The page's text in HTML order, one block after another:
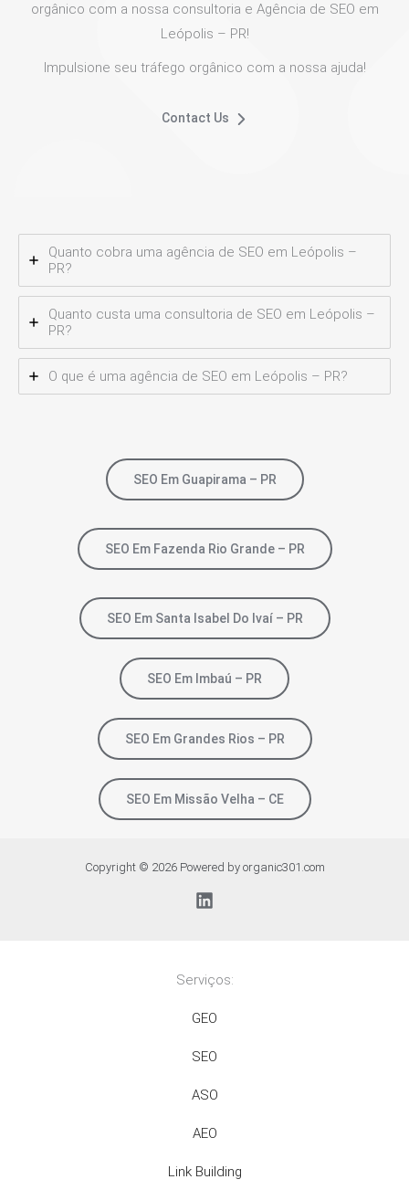
orgânico com a nossa consultoria e Agência de SEO em
Leópolis – PR!
Impulsione seu tráfego orgânico com a nossa ajuda!
Contact Us
Quanto cobra uma agência de SEO em Leópolis –
PR?
Quanto custa uma consultoria de SEO em Leópolis –
PR?
O que é uma agência de SEO em Leópolis – PR?
SEO Em Guapirama – PR
SEO Em Fazenda Rio Grande – PR
SEO Em Santa Isabel Do Ivaí – PR
SEO Em Imbaú – PR
SEO Em Grandes Rios – PR
SEO Em Missão Velha – CE
Copyright © 2026 Powered by organic301.com
Serviços:
GEO
SEO
ASO
AEO
Link Building